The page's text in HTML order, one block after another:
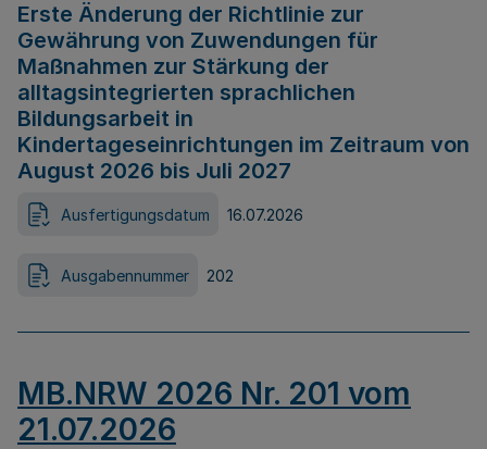
Erste Änderung der Richtlinie zur
Gewährung von Zuwendungen für
Maßnahmen zur Stärkung der
alltagsintegrierten sprachlichen
Bildungsarbeit in
Kindertageseinrichtungen im Zeitraum von
August 2026 bis Juli 2027
Ausfertigungsdatum 16.07.2026
Ausgabennummer 202
MB.NRW 2026 Nr. 201 vom
21.07.2026